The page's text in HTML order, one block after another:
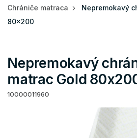
Chrániče matraca
Nepremokavý
80x200
Nepremokavý
matrac Gold
10000011960